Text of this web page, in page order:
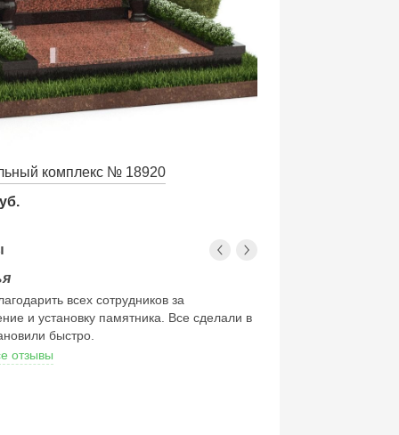
комплекс № 18920
всех сотрудников за
и установку памятника. Все сделали в
быстро.
отзывы